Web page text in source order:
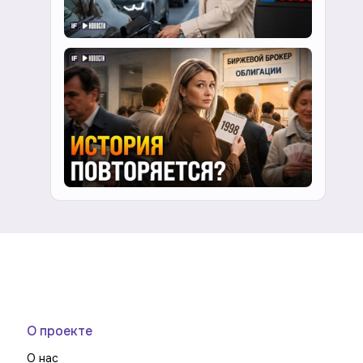
О проекте
О нас